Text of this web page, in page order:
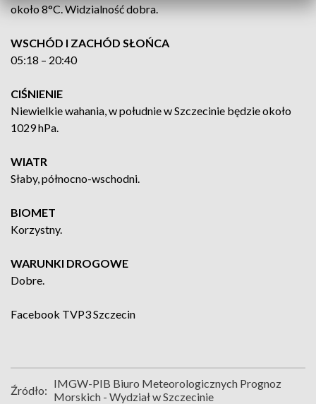
około 8°C. Widzialność dobra.
WSCHÓD I ZACHÓD SŁOŃCA
05:18 – 20:40
CIŚNIENIE
Niewielkie wahania, w południe w Szczecinie będzie około
1029 hPa.
WIATR
Słaby, północno-wschodni.
BIOMET
Korzystny.
WARUNKI DROGOWE
Dobre.
Facebook TVP3 Szczecin
Źródło: IMGW-PIB Biuro Meteorologicznych Prognoz
Morskich - Wydział w Szczecinie